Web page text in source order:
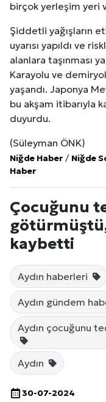
birçok yerleşim yeri
Şiddetli yağışların
uyarısı yapıldı ve
alanlara taşınması
Karayolu ve
yaşandı. Japonya
bu akşam itibarıyla
duyurdu.
(Süleyman ÖNK)
Niğde Haber / Niğde
Haber
Çocuğunu
kaybetti
Aydın haberleri
Aydın gündem
Aydın çocuğunu
Aydın
30-07-2024